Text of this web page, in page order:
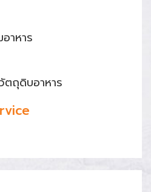
าหาร
ถุดิบอาหาร